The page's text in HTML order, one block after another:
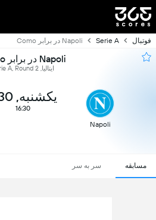
فوتبال Serie A Napoli در برابر Como
Napoli در برابر Como
ایتالیا, Serie A, Round 2
Napoli
یکشنبه, 30 آگو
16:30
مسابقه سر به سر